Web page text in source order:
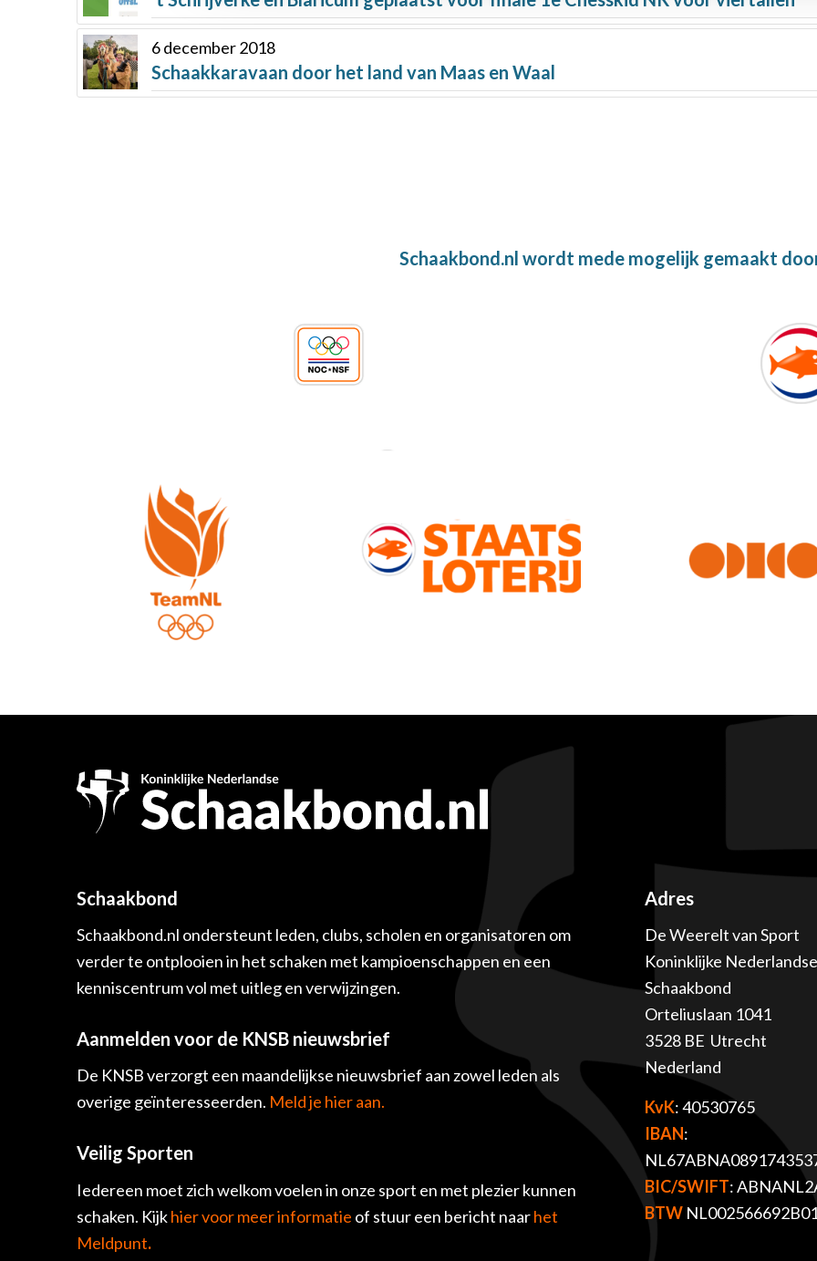
6 december 2018
Schaakkaravaan door het land van Maas en Waal
Schaakbond.nl wordt mede mogelijk gemaakt
Schaakbond
Schaakbond.nl ondersteunt leden, clubs, scholen en organisatoren om
verder te ontplooien in het schaken met kampioenschappen en een
kenniscentrum vol met uitleg en verwijzingen.
Aanmelden voor de KNSB nieuwsbrief
De KNSB verzorgt een maandelijkse nieuwsbrief aan zowel leden als
overige geïnteresseerden. Meld je hier aan.
Veilig Sporten
Iedereen moet zich welkom voelen in onze sport en met plezier kunnen
schaken. Kijkhier voor meer informatie of stuur een bericht naarhet
Meldpunt.
Adres
De Weerelt van Sport
Koninklijke
Schaakbond
Orteliuslaan 1041
3528 BE Utrecht
Nederland
KvK: 40530765
IBAN:
BIC/SWIFT:
BTW